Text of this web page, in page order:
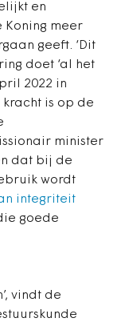
en
Koning meer
geeft. ‘Dit
doet ‘al het
2022 in
is op de
minister
dat bij de
wordt
integriteit
goede
vindt de